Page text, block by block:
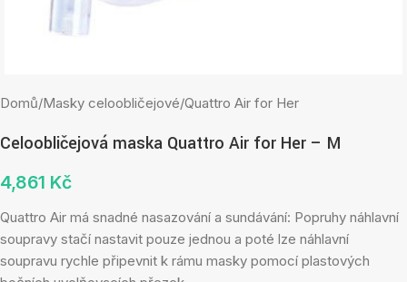
Domů/Masky celoobličejové/Quattro Air for Her
Celoobličejová maska Quattro Air for Her – M
4,861 Kč
Quattro Air má snadné nasazování a sundávání: Popruhy náhlavní
soupravy stačí nastavit pouze jednou a poté lze náhlavní
soupravu rychle připevnit k rámu masky pomocí plastových